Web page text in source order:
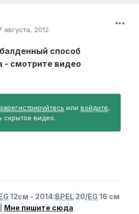
августа, 2012
способ
- смотрите видео
зарегистрируйтесь или войдите,
скрытое видео.
12см - 2014:BPEL 20/EG 16 см
Мне пишите сюда